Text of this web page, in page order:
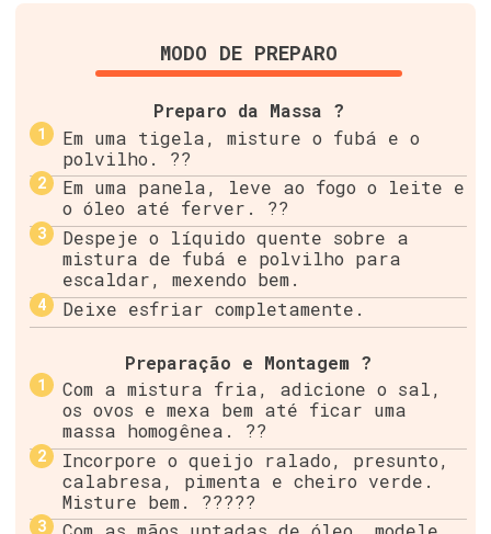
MODO DE PREPARO
Preparo da Massa ?
Em uma tigela, misture o fubá e o
polvilho. ??
Em uma panela, leve ao fogo o leite e
o óleo até ferver. ??
Despeje o líquido quente sobre a
mistura de fubá e polvilho para
escaldar, mexendo bem.
Deixe esfriar completamente.
Preparação e Montagem ?
Com a mistura fria, adicione o sal,
os ovos e mexa bem até ficar uma
massa homogênea. ??
Incorpore o queijo ralado, presunto,
calabresa, pimenta e cheiro verde.
Misture bem. ?????